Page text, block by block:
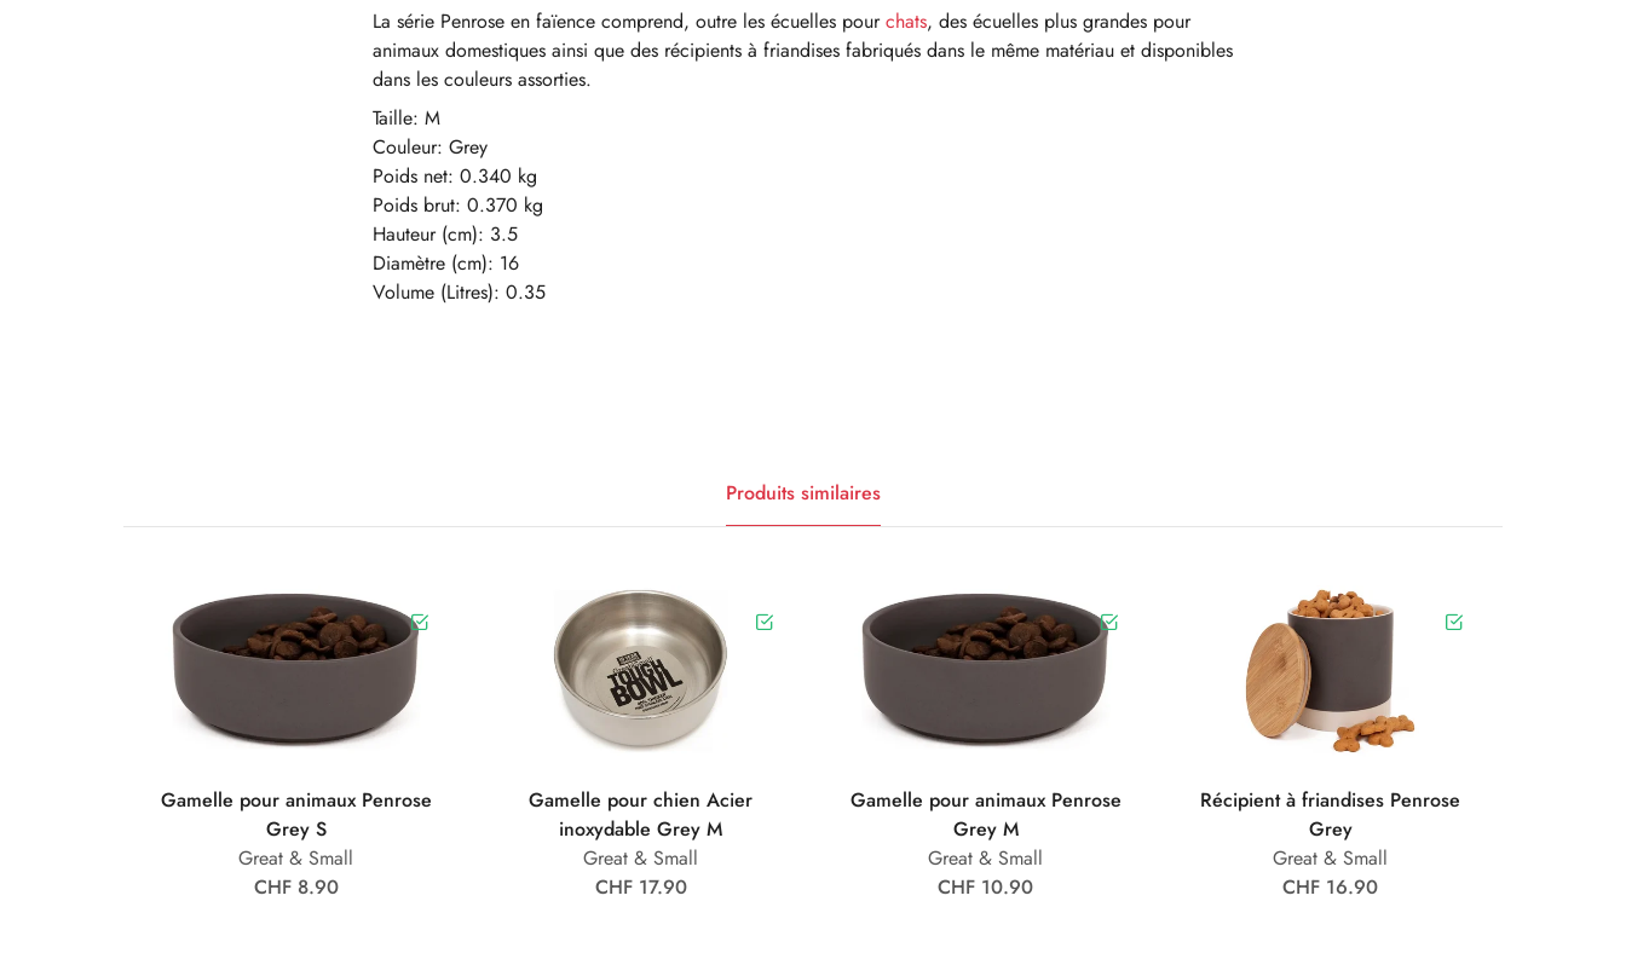
La série Penrose en faïence comprend, outre les écuelles pourchats, des écuelles plus grandes pour
animaux domestiques ainsi que des récipients à friandises fabriqués dans le même matériau et disponibles
dans les couleurs assorties.
Taille: M
Couleur: Grey
Poids net: 0.340 kg
Poids brut: 0.370 kg
Hauteur (cm): 3.5
Diamètre (cm): 16
Volume (Litres): 0.35
Produits similaires
Gamelle pour animaux Penrose
Grey S
Great & Small
CHF 8.90
Gamelle pour chien Acier
inoxydable Grey M
Great & Small
CHF 17.90
Gamelle pour animaux Penrose
Grey M
Great & Small
CHF 10.90
Récipient à friandises Penrose
Grey
Great & Small
CHF 16.90